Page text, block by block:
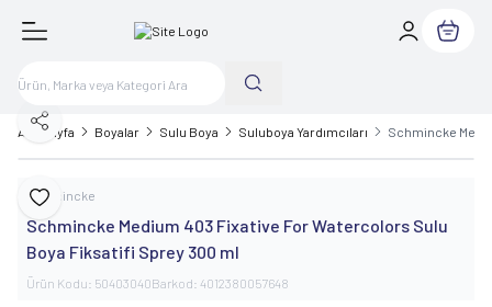
Sepetim
Ana Sayfa Boyalar Sulu Boya Suluboya Yardımcıları Schmincke
Favoriye Ekle
Paylaş
Schmincke
Schmincke Medium 403 Fixative For Watercolors Sulu
Boya Fiksatifi Sprey 300 ml
Ürün Kodu: 50403040Barkod: 4012380057648